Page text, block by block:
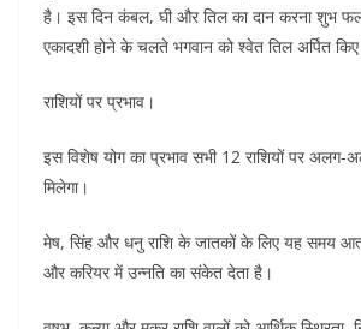
है। इस दिन कंबल, घी और तिल का दान करना शुभ
एकादशी होने के चलते भगवान को श्वेत तिल अर्पित
राशियों पर प्रभाव।
इस विशेष योग का प्रभाव सभी 12 राशियों पर
मिलेगा।
मेष, सिंह और धनु राशि के जातकों के लिए यह समय
और करियर में उन्नति का संकेत देता है।